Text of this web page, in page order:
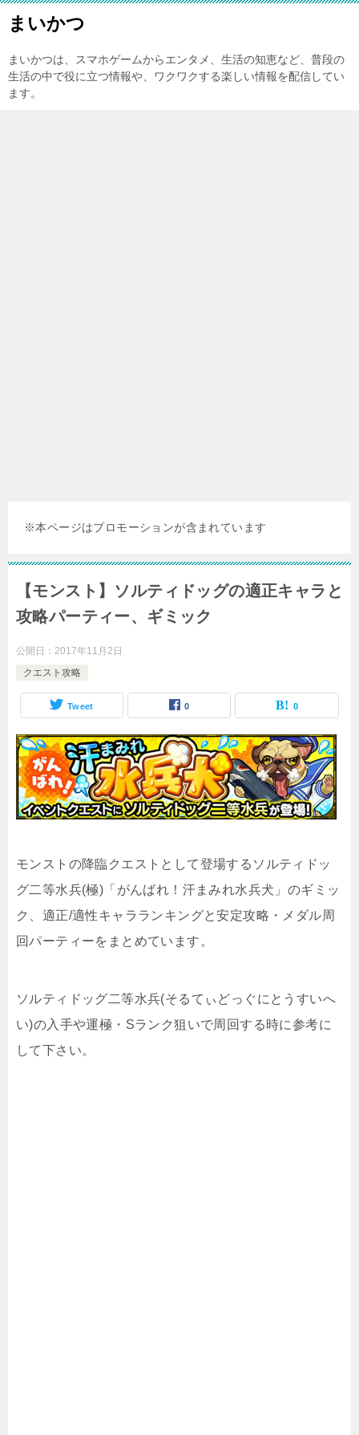
まいかつ
まいかつは、スマホゲームからエンタメ、生活の知恵など、普段の
生活の中で役に立つ情報や、ワクワクする楽しい情報を配信してい
ます。
※本ページはプロモーションが含まれています
【モンスト】ソルティドッグの適正キャラと
攻略パーティー、ギミック
公開日： 2017年11月2日
クエスト攻略
Tweet 0 0
モンストの降臨クエストとして登場するソルティドッ
グ二等水兵(極)「がんばれ！汗まみれ水兵犬」のギミッ
ク、適正/適性キャラランキングと安定攻略・メダル周
回パーティーをまとめています。
ソルティドッグ二等水兵(そるてぃどっぐにとうすいへ
い)の入手や運極・Sランク狙いで周回する時に参考に
して下さい。